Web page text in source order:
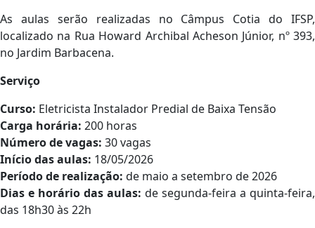
As aulas serão realizadas no Câmpus Cotia do IFSP,
localizado na Rua Howard Archibal Acheson Júnior, nº 393,
no Jardim Barbacena.
Serviço
Curso: Eletricista Instalador Predial de Baixa Tensão
Carga horária: 200 horas
Número de vagas: 30 vagas
Início das aulas: 18/05/2026
Período de realização: de maio a setembro de 2026
Dias e horário das aulas: de segunda-feira a quinta-feira,
das 18h30 às 22h